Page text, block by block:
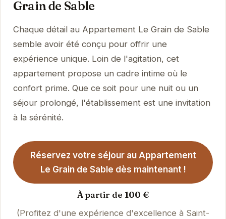
Grain de Sable
Chaque détail au Appartement Le Grain de Sable
semble avoir été conçu pour offrir une
expérience unique. Loin de l'agitation, cet
appartement propose un cadre intime où le
confort prime. Que ce soit pour une nuit ou un
séjour prolongé, l'établissement est une invitation
à la sérénité.
Réservez votre séjour au Appartement
Le Grain de Sable dès maintenant !
À partir de 100 €
(Profitez d'une expérience d'excellence à Saint-